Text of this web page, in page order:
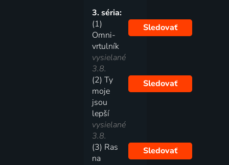
3. séria:
(1)
Omni-
vrtulník
vysielané
3.8.
Sledovať
(2) Ty
moje
jsou
lepší
vysielané
3.8.
Sledovať
(3) Ras
na
Sledovať